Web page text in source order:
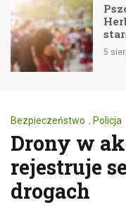
5
Bezpieczeństwo , Policja
Drony w
rejestruje
drogach